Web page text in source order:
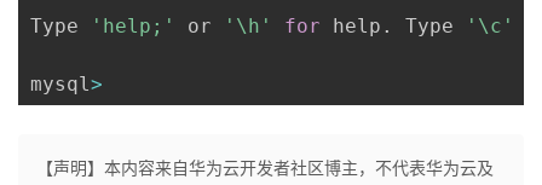
Type 'help;' or '\h' for help . Type '\c'
mysql>
【声明】本内容来自华为云开发者社区博主，不代表华为云及